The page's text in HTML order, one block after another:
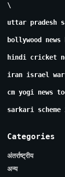
\
uttar pradesh
bollywood
hindi cricket
iran israel war
cm yogi news
sarkari scheme
Categories
अंतर्राष्ट्रीय
अन्य